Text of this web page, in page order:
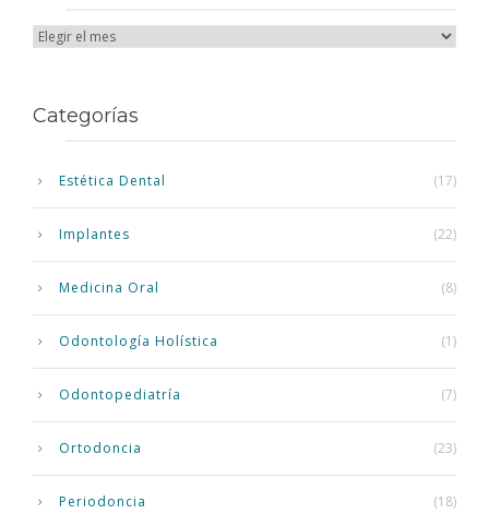
Categorías
Estética Dental (17)
Implantes (22)
Medicina Oral (8)
Odontología Holística (1)
Odontopediatría (7)
Ortodoncia (23)
Periodoncia (18)